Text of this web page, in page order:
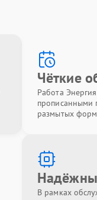
Чёткие
Работа
прописанными
размытых
В рамках